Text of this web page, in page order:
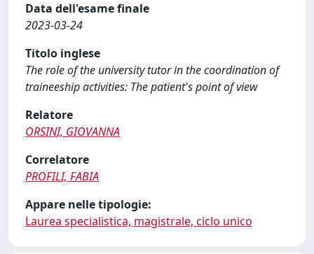
Data dell'esame finale
2023-03-24
Titolo inglese
The role of the university tutor in the coordination of
traineeship activities: The patient's point of view
Relatore
ORSINI, GIOVANNA
Correlatore
PROFILI, FABIA
Appare nelle tipologie:
Laurea specialistica, magistrale, ciclo unico